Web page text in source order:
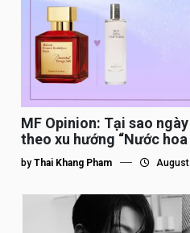
MF Opinion: Tại sao
theo xu hướng “Nước hoa
by Thai Khang Pham August